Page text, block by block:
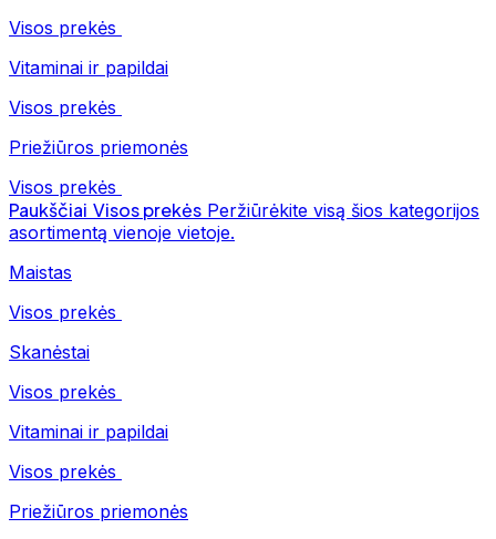
Visos prekės
Vitaminai ir papildai
Visos prekės
Priežiūros priemonės
Visos prekės
Paukščiai Visos prekės Peržiūrėkite visą šios kategorijos
asortimentą vienoje vietoje.
Maistas
Visos prekės
Skanėstai
Visos prekės
Vitaminai ir papildai
Visos prekės
Priežiūros priemonės